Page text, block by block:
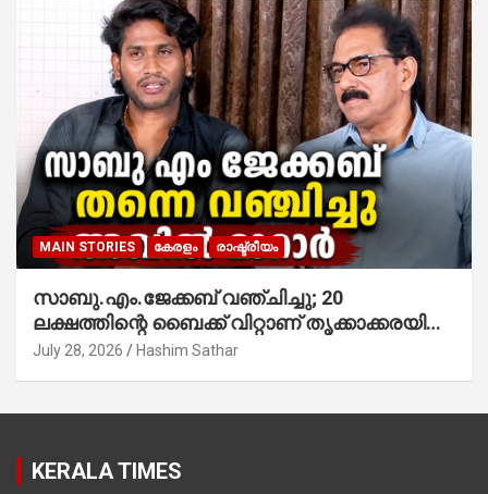
MAIN STORIES കേരളം രാഷ്ട്രീയം
സാബു.എം.ജേക്കബ് വഞ്ചിച്ചു; 20
ലക്ഷത്തിന്റെ ബൈക്ക് വിറ്റാണ് തൃക്കാക്കരയില്‍
മത്സരിച്ചത്! പ്രചാരണത്തിന് രണ്ടേ രണ്ടുപേര്‍
അഖില്‍ മാരാര്‍ ട്വന്റി 20 വിട്ടു
July 28, 2026 Hashim Sathar
KERALA TIMES